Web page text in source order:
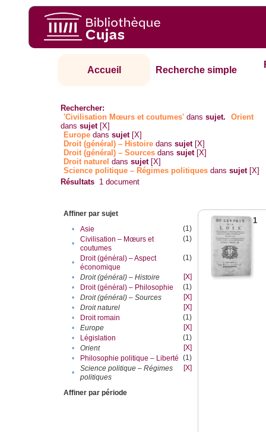
Accueil Recherche simple
Rechercher:
'Civilisation Mœurs et coutumes' danssujet.
Orient
danssujet [X]
Europe danssujet [X]
Droit (général) – Histoire danssujet [X]
Droit (général) – Sources danssujet [X]
Droit naturel danssujet [X]
Science politique – Régimes politiques danssujet [X]
Résultats 1 document
Affiner par sujet
•
Asie
(1)
•
Civilisation – Mœurs et
coutumes
(1)
•
Droit (général) – Aspect
économique
(1)
• Droit (général) – Histoire
[X]
•
Droit (général) – Philosophie
(1)
•
Droit (général) – Sources
[X]
•
Droit naturel
[X]
•
Droit romain
(1)
•
Europe
[X]
•
Législation
(1)
•
Orient
[X]
•
Philosophie politique – Liberté (1)
•
Science politique – Régimes
politiques
[X]
Affiner par période
1